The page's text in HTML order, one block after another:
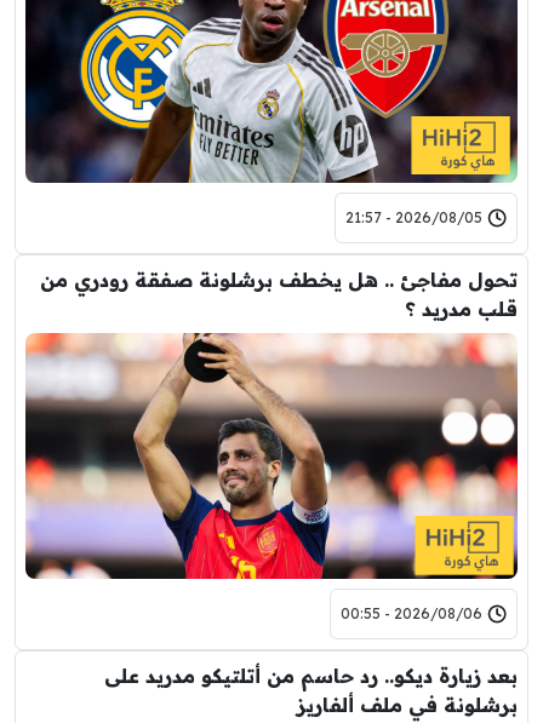
2026/08/05 - 21:57
تحول مفاجئ .. هل يخطف برشلونة صفقة رودري من
قلب مدريد ؟
2026/08/06 - 00:55
بعد زيارة ديكو.. رد حاسم من أتلتيكو مدريد على
برشلونة في ملف ألفاريز